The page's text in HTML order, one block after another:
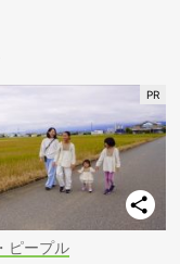
ピープル